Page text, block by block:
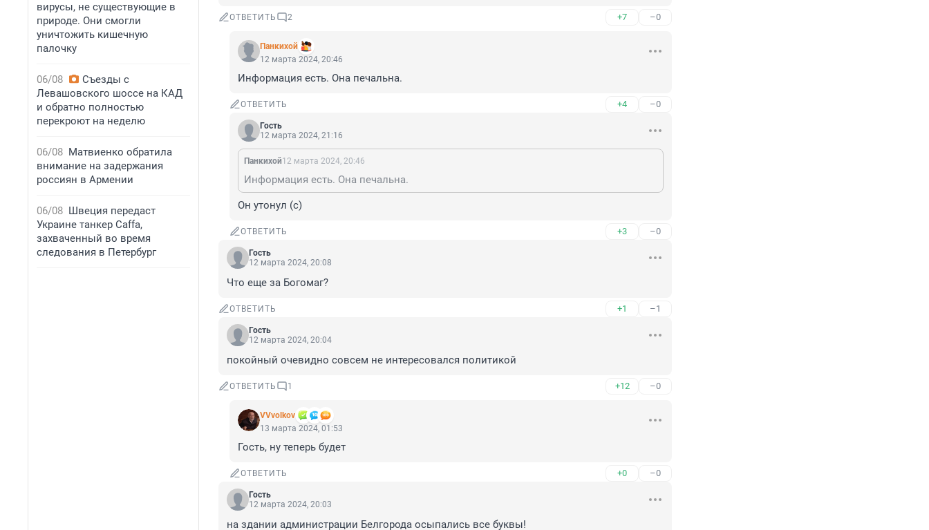
вирусы, не существующие в
природе. Они смогли
уничтожить кишечную
палочку
06/08
Съезды с
Левашовского шоссе на КАД
и обратно полностью
перекроют на неделю
06/08 Матвиенко обратила
внимание на задержания
россиян в Армении
06/08 Швеция передаст
Украине танкер Caffa,
захваченный во время
следования в Петербург
ОТВЕТИТЬ 2 +7 –0
Панкихой
12 марта 2024, 20:46
Информация есть. Она печальна.
ОТВЕТИТЬ +4 –0
Гость
12 марта 2024, 21:16
Панкихой12 марта 2024, 20:46
Информация есть. Она печальна.
Он утонул (c)
ОТВЕТИТЬ +3 –0
Гость
12 марта 2024, 20:08
Что еще за Богомаг?
ОТВЕТИТЬ +1 –1
Гость
12 марта 2024, 20:04
покойный очевидно совсем не интересовался политикой
ОТВЕТИТЬ 1 +12 –0
VVvolkov
13 марта 2024, 01:53
Гость, ну теперь будет
ОТВЕТИТЬ +0 –0
Гость
12 марта 2024, 20:03
на здании администрации Белгорода осыпались все буквы!